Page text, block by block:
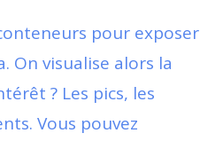
pour exposer
On visualise alors la
? Les pics, les
Vous pouvez